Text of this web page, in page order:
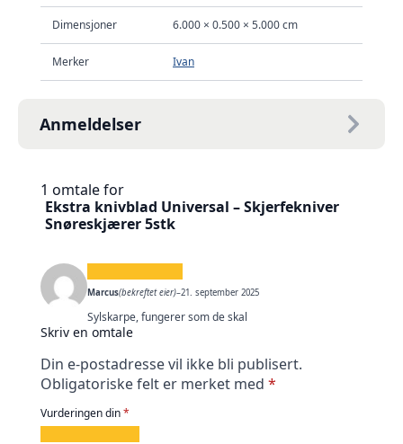
Dimensjoner 6.000 × 0.500 × 5.000 cm
Merker Ivan
Anmeldelser
1 omtale for
Ekstra knivblad Universal – Skjerfekniver
Snøreskjærer 5stk
Marcus(bekreftet eier)–21. september 2025
Sylskarpe, fungerer som de skal
Skriv en omtale
Din e-postadresse vil ikke bli publisert.
Obligatoriske felt er merket med *
Vurderingen din*